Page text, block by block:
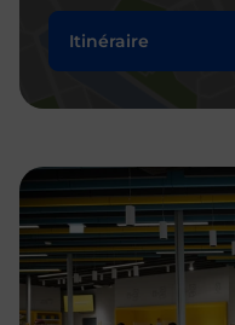
Itinéraire